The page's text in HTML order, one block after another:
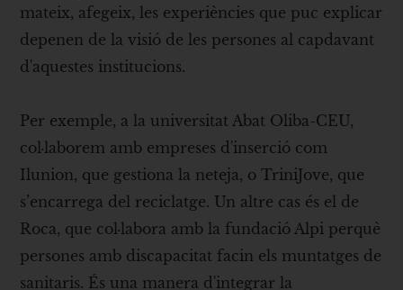
mateix, afegeix, les experiències que puc explicar
depenen de la visió de les persones al capdavant
d'aquestes institucions.
Per exemple, a la universitat Abat Oliba-CEU,
col·laborem amb empreses d'inserció com
Ilunion, que gestiona la neteja, o TriniJove, que
s’encarrega del reciclatge. Un altre cas és el de
Roca, que col·labora amb la fundació Alpi perquè
persones amb discapacitat facin els muntatges de
sanitaris. És una manera d'integrar la